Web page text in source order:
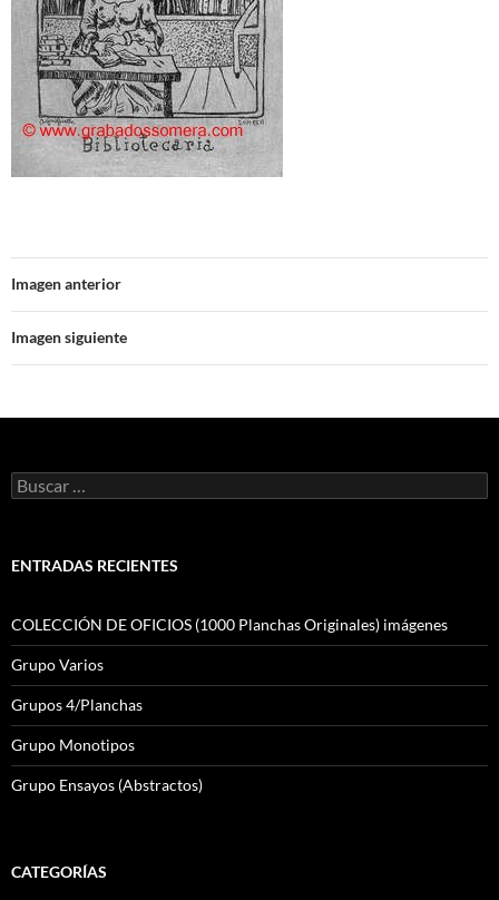
Imagen anterior
Imagen siguiente
Buscar:
ENTRADAS RECIENTES
COLECCIÓN DE OFICIOS (1000 Planchas Originales) imágenes
Grupo Varios
Grupos 4/Planchas
Grupo Monotipos
Grupo Ensayos (Abstractos)
CATEGORÍAS